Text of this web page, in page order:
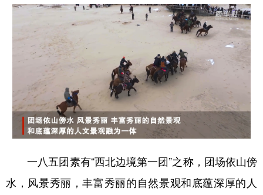
一八五团素有“西北边境第一团”之称，团场依山傍
水，风景秀丽，丰富秀丽的自然景观和底蕴深厚的人